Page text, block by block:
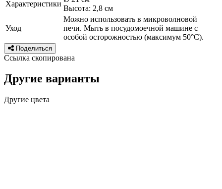
Характеристики
Высота: 2,8 см
Уход
Можно использовать в микроволновой
печи. Мыть в посудомоечной машине с
особой осторожностью (максимум 50°C).
Поделиться
Ссылка скопирована
Другие варианты
Другие цвета